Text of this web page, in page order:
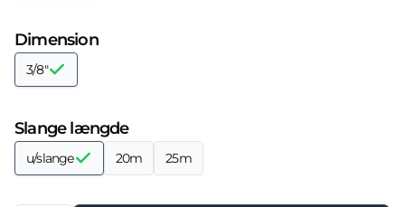
Dimension
3/8"
Slange længde
u/slange 20m 25m